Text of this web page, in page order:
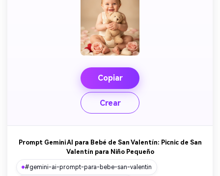
Copiar
Crear
Prompt Gemini AI para Bebé de San Valentín: Picnic de San
Valentín para Niño Pequeño
#gemini-ai-prompt-para-bebe-san-valentin